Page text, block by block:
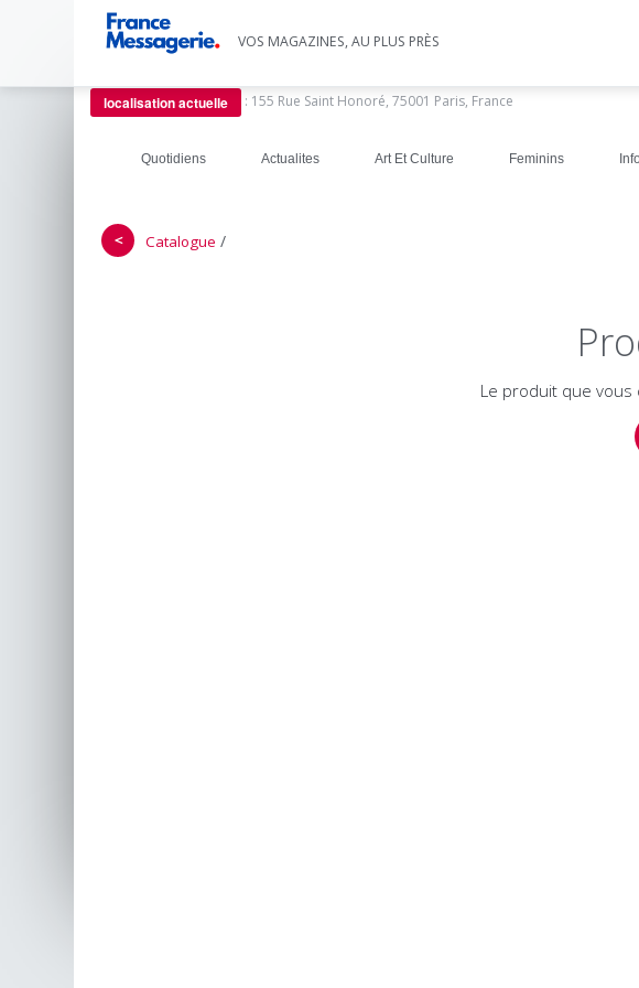
VOS MAGAZINES, AU PLUS PRÈS
localisation actuelle : 155 Rue Saint Honoré, 75001 Paris, France
Quotidiens Actualites Art Et Culture Feminins
＜ Catalogue /
Le produit que vous